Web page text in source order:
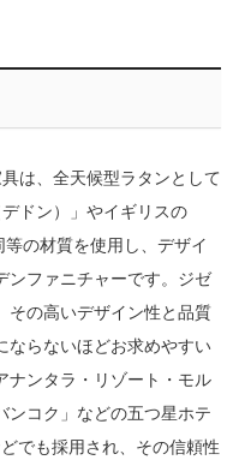
は、全天候型ラタンとして
ドン）」やイギリスの
等の材質を使用し、デザイ
ンファニチャーです。ジゼ
その高いデザイン性と品質
ならないほどお求めやすい
ナンタラ・リゾート・モル
ンコク」などの五つ星ホテ
でも採用され、その信頼性